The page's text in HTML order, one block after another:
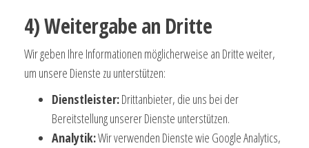
4) Weitergabe an Dritte
Wir geben Ihre Informationen möglicherweise an Dritte weiter,
um unsere Dienste zu unterstützen:
Dienstleister:Drittanbieter, die uns bei der
Bereitstellung unserer Dienste unterstützen.
Analytik:Wir verwenden Dienste wie Google Analytics,